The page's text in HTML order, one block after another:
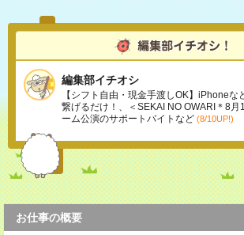
編集部イチオシ
【シフト自由・現金手渡しOK】iPhoneな
繋げるだけ！、＜SEKAI NO OWARI＊8月
ーム公演のサポートバイトなど (8/10UP!)
お仕事の概要